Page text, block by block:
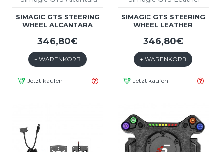
SIMAGIC GTS STEERING
WHEEL ALCANTARA
346,80€
+ WARENKORB
Jetzt kaufen
SIMAGIC GTS STEERING
WHEEL LEATHER
346,80€
+ WARENKORB
Jetzt kaufen